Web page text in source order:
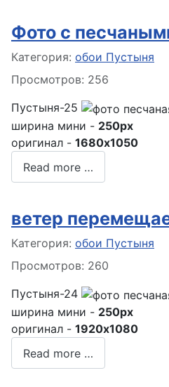
Фото с
Информация о материале
Категория: обои Пустыня
Просмотров: 256
Пустыня-25
ширина мини - 250px
оригинал - 1680x1050
Read more …
ветер
Информация о материале
Категория: обои Пустыня
Просмотров: 260
Пустыня-24
ширина мини - 250px
оригинал - 1920x1080
Read more …